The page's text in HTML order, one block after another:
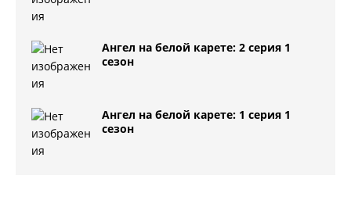
Ангел на белой карете: 2 серия 1
сезон
Ангел на белой карете: 1 серия 1
сезон